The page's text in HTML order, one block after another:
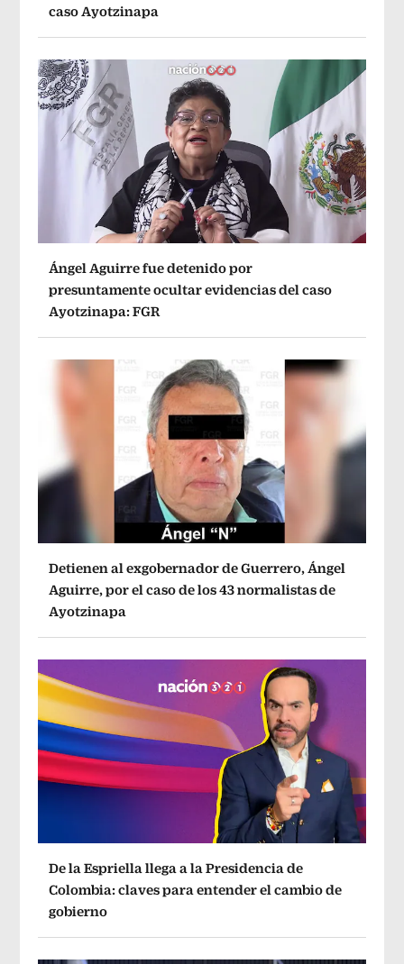
caso Ayotzinapa
Ángel Aguirre fue detenido por
presuntamente ocultar evidencias del caso
Ayotzinapa: FGR
Detienen al exgobernador de Guerrero, Ángel
Aguirre, por el caso de los 43 normalistas de
Ayotzinapa
De la Espriella llega a la Presidencia de
Colombia: claves para entender el cambio de
gobierno